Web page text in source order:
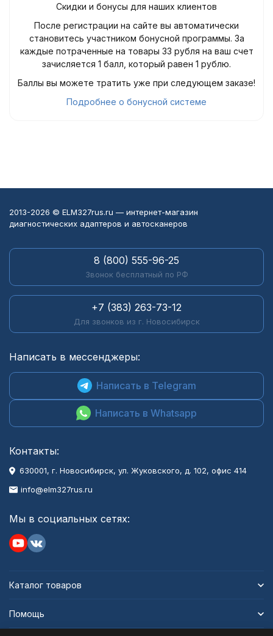
Скидки и бонусы для наших клиентов
После регистрации на сайте вы автоматически
становитесь участником бонусной программы. За
каждые потраченные на товары 33 рубля на ваш счет
зачисляется 1 балл, который равен 1 рублю.
Баллы вы можете тратить уже при следующем заказе!
Подробнее о бонусной системе
2013-2026 © ELM327rus.ru — интернет-магазин
диагностических адаптеров и автосканеров
8 (800) 555-96-25
Звонок бесплатный по РФ
+7 (383) 263-73-12
Для звонков из г. Новосибирск
Написать в мессенджеры:
Написать в Telegram
Написать в Whatsapp
Контакты:
630001, г. Новосибирск, ул. Жуковского, д. 102, офис 414
info@elm327rus.ru
Мы в социальных сетях:
Каталог товаров
Помощь